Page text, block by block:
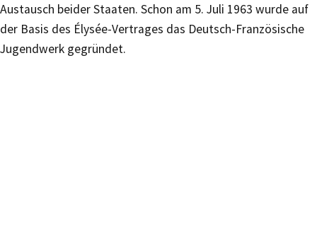
Austausch beider Staaten. Schon am 5. Juli 1963 wurde auf
der Basis des Élysée-Vertrages das Deutsch-Französische
Jugendwerk gegründet.